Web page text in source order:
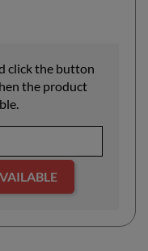
click the button
the product